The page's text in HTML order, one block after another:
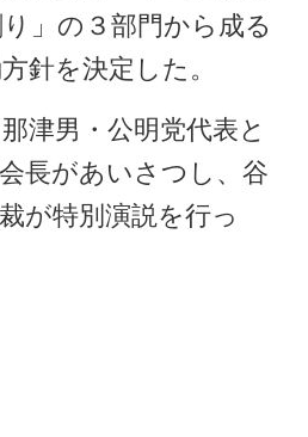
」の３部門から成る
針を決定した。
津男・公明党代表と
長があいさつし、谷
が特別演説を行っ